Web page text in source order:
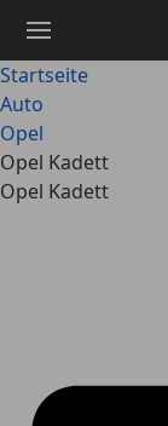
Hauptinhalt
springen
Startseite
Auto
Opel
Opel Kadett
Opel Kadett